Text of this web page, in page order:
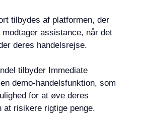
tilbydes af platformen, der
assistance, når det
deres handelsrejse.
tilbyder Immediate
demo-handelsfunktion, som
for at øve deres
risikere rigtige penge.